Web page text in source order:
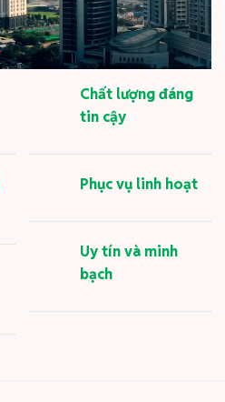
Chất lượng đáng
tin cậy
Phục vụ linh hoạt
Uy tín và minh
bạch